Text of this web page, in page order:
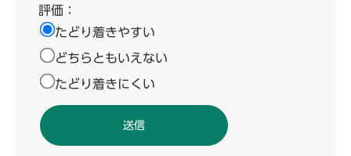
評価：
たどり着きやすい
どちらともいえない
たどり着きにくい